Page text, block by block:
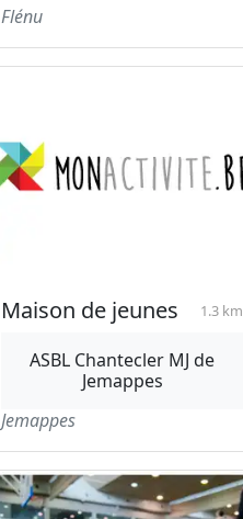
Flénu
Maison de jeunes 1.3 km
ASBL Chantecler MJ de
Jemappes
Jemappes